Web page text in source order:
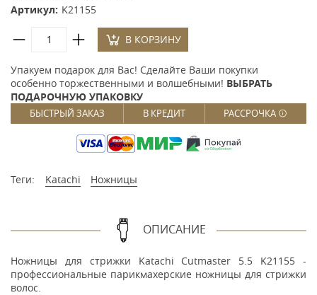
Артикул: K21155
В КОРЗИНУ
Упакуем подарок для Вас! Сделайте Ваши покупки
особенно торжественными и волшебными! ВЫБРАТЬ
ПОДАРОЧНУЮ УПАКОВКУ
БЫСТРЫЙ ЗАКАЗ В КРЕДИТ РАССРОЧКА
Теги: Katachi Ножницы
ОПИСАНИЕ
Ножницы для стрижки Katachi Cutmaster 5.5 K21155 -
профессиональные парикмахерские ножницы для стрижки
волос.